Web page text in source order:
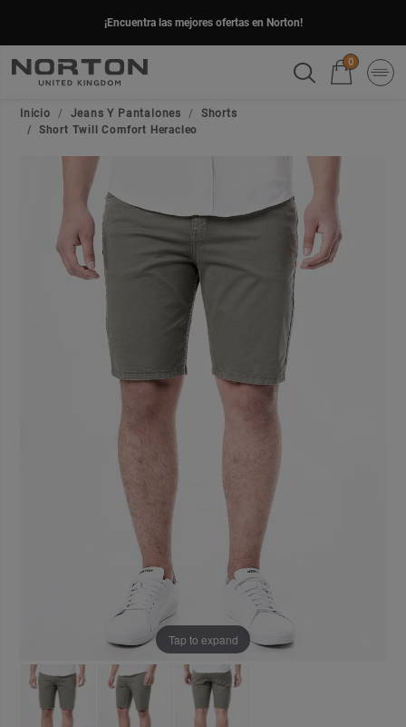
¡Encuentra las mejores ofertas en Norton!
0
Inicio Jeans Y Pantalones
Shorts
Short Twill Comfort Heracleo
Tap to expand